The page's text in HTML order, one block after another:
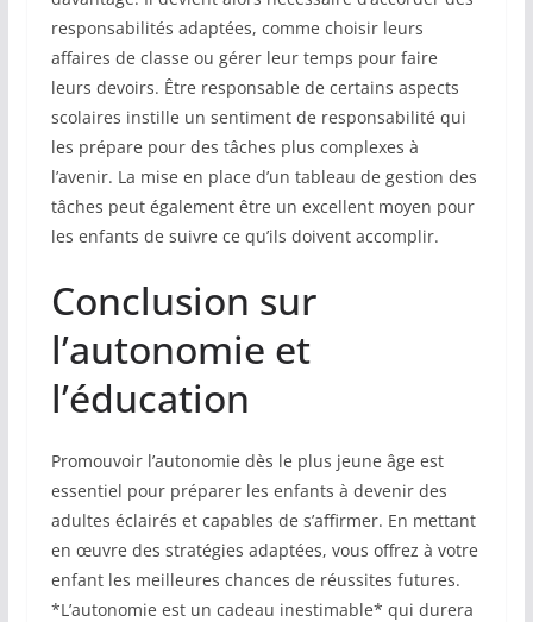
responsabilités adaptées, comme choisir leurs
affaires de classe ou gérer leur temps pour faire
leurs devoirs. Être responsable de certains aspects
scolaires instille un sentiment de responsabilité qui
les prépare pour des tâches plus complexes à
l’avenir. La mise en place d’un tableau de gestion des
tâches peut également être un excellent moyen pour
les enfants de suivre ce qu’ils doivent accomplir.
Conclusion sur
l’autonomie et
l’éducation
Promouvoir l’autonomie dès le plus jeune âge est
essentiel pour préparer les enfants à devenir des
adultes éclairés et capables de s’affirmer. En mettant
en œuvre des stratégies adaptées, vous offrez à votre
enfant les meilleures chances de réussites futures.
*L’autonomie est un cadeau inestimable* qui durera